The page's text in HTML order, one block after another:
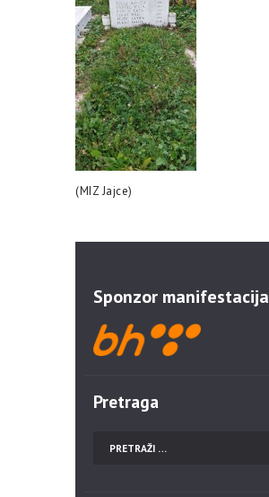
(MIZ Jajce)
Sponzor manifestacija
Pretraga